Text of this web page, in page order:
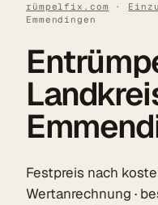
rümpelfix.com ·
Emmendingen
Festpreis nach
Wertanrechnung ·